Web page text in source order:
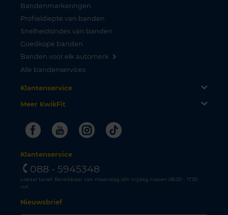
Bandenmarkeringen
Profieldiepte van banden
Snelheidsindex van banden
Goedkope banden
Banden voor elk automerk
Alle bandenservices
Klantenservice
Meer KwikFit
FacebookYoutubeInstagram
Tiktok
Klantenservice
088 - 5945348
Lokaal tarief. Bereikbaar van maandag t/m vrijdag tussen 08.00 - 17.30
uur.
Nieuwsbrief